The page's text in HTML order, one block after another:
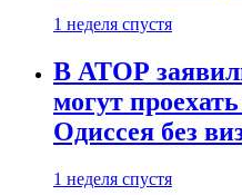
1 неделя спустя
В АТОР
могут
Одиссея без
1 неделя спустя